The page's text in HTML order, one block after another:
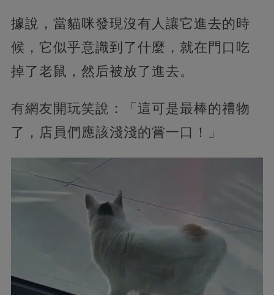
據說，當貓咪發現沒有人讓它進去的時
候，它似乎意識到了什麼，就在門口吃
掉了老鼠，然后被放了進去。
有網友開玩笑說：「這可是最棒的禮物
了，店員們應該淺淺的嘗一口！」